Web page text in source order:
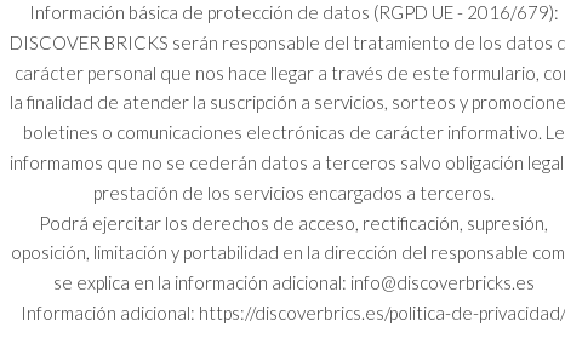
Información básica de protección de datos (RGPD UE - 2016/679):
DISCOVER BRICKS serán responsable del tratamiento de los datos
carácter personal que nos hace llegar a través de este formulario,
la finalidad de atender la suscripción a servicios, sorteos y
boletines o comunicaciones electrónicas de carácter informativo. Le
informamos que no se cederán datos a terceros salvo obligación
prestación de los servicios encargados a terceros.
Podrá ejercitar los derechos de acceso, rectificación, supresión,
oposición, limitación y portabilidad en la dirección del responsable
se explica en la información adicional: info@discoverbricks.es
Información adicional: https://discoverbrics.es/politica-de-privacidad/